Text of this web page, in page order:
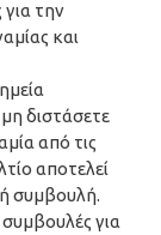
την
και
διστάσετε
από τις
αποτελεί
συμβουλή.
για